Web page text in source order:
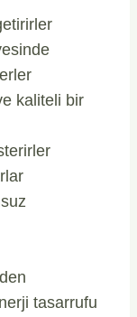
kaliteli bir
tasarrufu